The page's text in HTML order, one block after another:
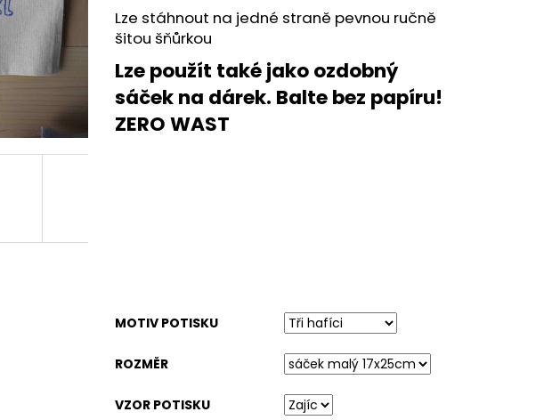
Lze stáhnout na jedné straně pevnou ručně
šitou šňůrkou
Lze použít také jako ozdobný
sáček na dárek. Balte bez papíru!
ZERO WAST
MOTIV POTISKU
ROZMĚR
VZOR POTISKU
STARORŮŽOVÁ
695 Kč